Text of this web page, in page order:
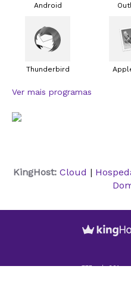
Android
Thunderbird
Ver mais programas
KingHost: Cloud |
777, sala 601